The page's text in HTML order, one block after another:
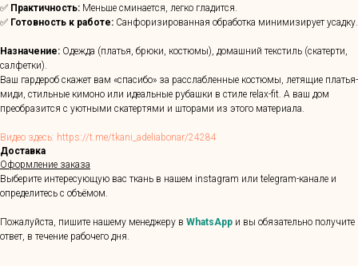
✅ Практичность: Меньше сминается, легко гладится.
✅ Готовность к работе: Санфоризированная обработка минимизирует усадку.
Назначение: Одежда (платья, брюки, костюмы), домашний текстиль (скатерти,
салфетки).
Ваш гардероб скажет вам «спасибо» за расслабленные костюмы, летящие платья-
миди, стильные кимоно или идеальные рубашки в стиле relax-fit. А ваш дом
преобразится с уютными скатертями и шторами из этого материала.
Видео здесь: https://t.me/tkani_adeliabonar/24284
Доставка
Оформление заказа
Выберите интересующую вас ткань в нашем instagram или telegram-канале и
определитесь с объёмом.
Пожалуйста, пишите нашему менеджеру в WhatsApp и вы обязательно получите
ответ, в течение рабочего дня.